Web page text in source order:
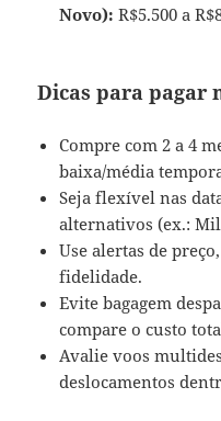
Novo): R$5.500 a
Dicas para pagar
Compre com 2 a 4
baixa/média
Seja flexível nas
alternativos (ex.:
Use alertas de
fidelidade.
Evite bagagem
compare o custo
Avalie voos
deslocamentos